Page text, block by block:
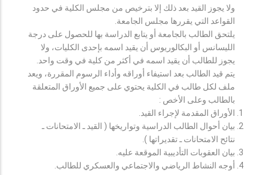
ولا يجوز القيد بعد ذلك إلا بترخيص من مجلس الكلية في حدود
القواعد التي يقررها مجلس الجامعة.
يلتحق الطالب بالجامعة أو يتابع الدراسة بها للحصول على درجة
الليسانس أو البكالوريوس أن يقيد اسمه بإحدى الكليات، ولا
يجوز للطالب أن يقيد اسمه في أكثر من كلية في وقت واحد.
يتم قيد الطالب بعد استيفاء أوراقه وأداء الرسوم المقررة، ويعد
ملف لكل طالب في الكلية يحتوي على جميع الأوراق المتعلقة
بالطالب وعلى الأخص :
الأوراق المقدمة لإجراء القيد.
بيان أحوال الطالب الدراسية وتواريخها ( القيد ـ الامتحانات ـ
نتائح الامتحانات ـ تقديراتها ).
بيان العقوبات التأديبية الموقعة عليه.
أوجه النشاط الرياضي والاجتماعي والعسكري للطالب.